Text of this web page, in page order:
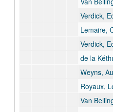
Verdick,
Lemaire,
Verdick,
de la Kéthulle de
Weyns,
Royaux,
Van